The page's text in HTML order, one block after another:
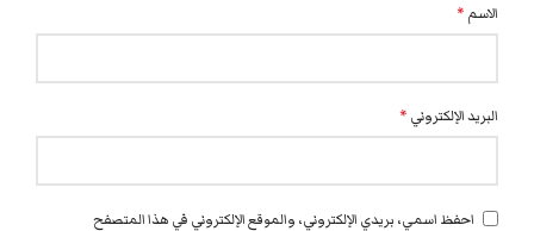
الاسم *
البريد الإلكتروني *
احفظ اسمي، بريدي الإلكتروني، والموقع الإلكتروني في هذا المتصفح